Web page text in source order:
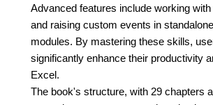
Advanced features include working
and raising custom events in
modules. By mastering these skills,
significantly enhance their productivity
Excel.
The book's structure, with 29 chapters